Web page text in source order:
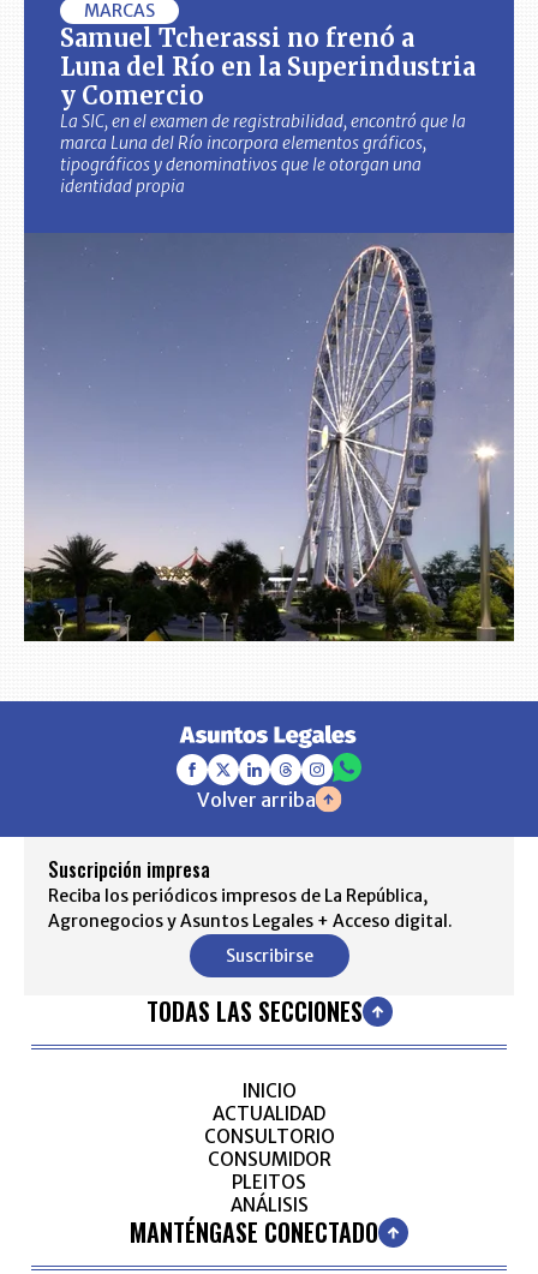
MARCAS
Samuel Tcherassi no frenó a
Luna del Río en la Superindustria
y Comercio
La SIC, en el examen de registrabilidad, encontró que la
marca Luna del Río incorpora elementos gráficos,
tipográficos y denominativos que le otorgan una
identidad propia
Volver arriba
Suscripción impresa
Reciba los periódicos impresos de La República,
Agronegocios y Asuntos Legales + Acceso digital.
Suscribirse
TODAS LAS SECCIONES
INICIO
ACTUALIDAD
CONSULTORIO
CONSUMIDOR
PLEITOS
ANÁLISIS
MANTÉNGASE CONECTADO